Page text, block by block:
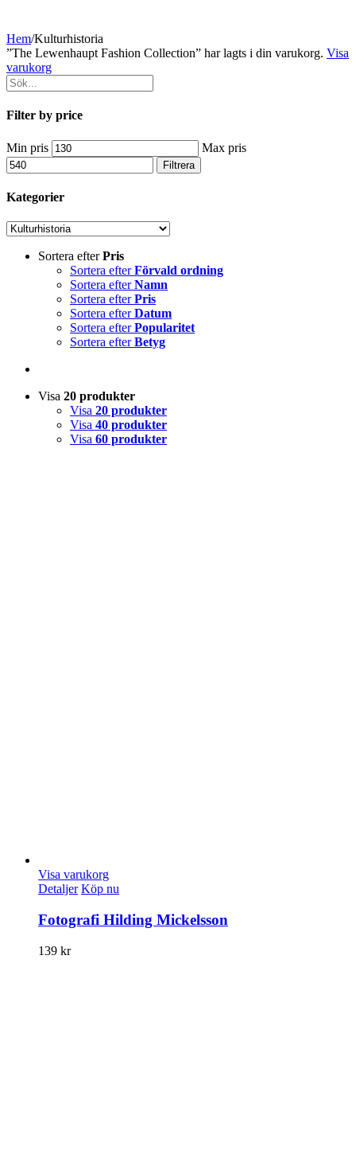
Hem/Kulturhistoria
”The Lewenhaupt Fashion Collection” har lagts i din varukorg. Visa
varukorg
Filter by price
Min pris Max pris
Filtrera
Kategorier
Sortera efterPris
Sortera efterFörvald ordning
Sortera efterNamn
Sortera efterPris
Sortera efterDatum
Sortera efterPopularitet
Sortera efterBetyg
Visa 20 produkter
Visa 20 produkter
Visa 40 produkter
Visa 60 produkter
Visa varukorg
Detaljer Köp nu
Fotografi Hilding Mickelsson
139 kr